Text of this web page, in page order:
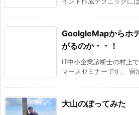
GoolgleMapからホ
がるのか・・！
IT中小企業診断士の村上
マースセミナーです。 宿
大山のぼってみた